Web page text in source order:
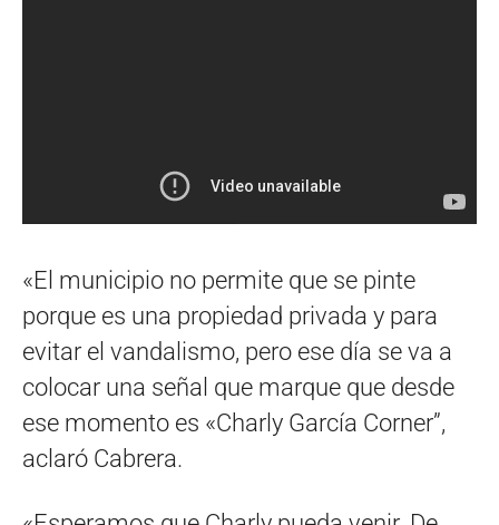
«El municipio no permite que se pinte
porque es una propiedad privada y para
evitar el vandalismo, pero ese día se va a
colocar una señal que marque que desde
ese momento es «Charly García Corner”,
aclaró Cabrera.